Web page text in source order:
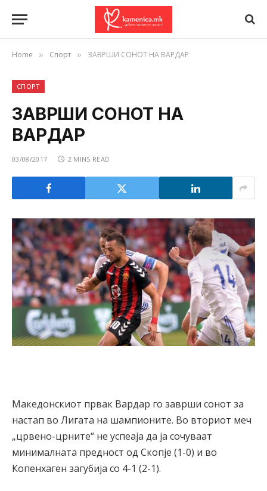
Home » Спорт » ЗАВРШИ СОНОТ НА ВАРДАР
СПОРТ
ЗАВРШИ СОНОТ НА
ВАРДАР
03/08/2017 2 MINS READ
Македонскиот првак Вардар го заврши сонот за
настап во Лигата на шампионите. Во вториот меч
„црвено-црните“ не успеаја да ја сочуваат
минималната предност од Скопје (1-0) и во
Копенхаген загубија со 4-1 (2-1).